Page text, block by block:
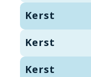
Kerst
Kerst
Kerst